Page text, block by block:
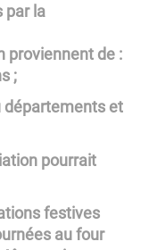
par la
proviennent de :
;
départements et
pourrait
festives
au four